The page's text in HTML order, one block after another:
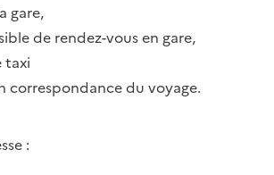
gare,
de rendez-vous en gare,
taxi
correspondance du voyage.
: